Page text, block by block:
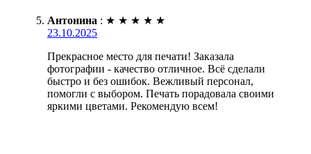
Антонина : ★ ★ ★ ★ ★
23.10.2025
Прекрасное место для печати! Заказала
фотографии - качество отличное. Всё сделали
быстро и без ошибок. Вежливый персонал,
помогли с выбором. Печать порадовала своими
яркими цветами. Рекомендую всем!